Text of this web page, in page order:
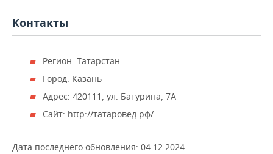
Контакты
Регион: Татарстан
Город: Казань
Адрес: 420111, ул. Батурина, 7А
Сайт: http://татаровед.рф/
Дата последнего обновления: 04.12.2024